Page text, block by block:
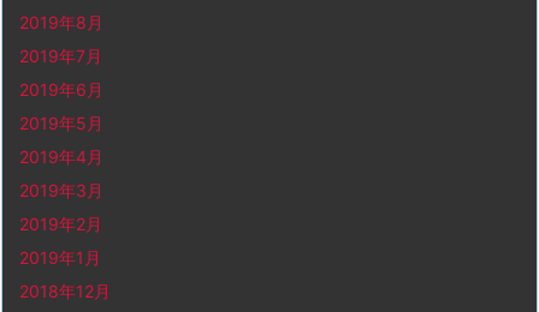
2019年8月
2019年7月
2019年6月
2019年5月
2019年4月
2019年3月
2019年2月
2019年1月
2018年12月